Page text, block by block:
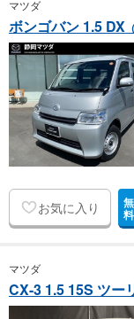
マツダ
ボンゴバン 1.5 DX
お気に入り 無
料
マツダ
CX-3 1.5 15S ツー